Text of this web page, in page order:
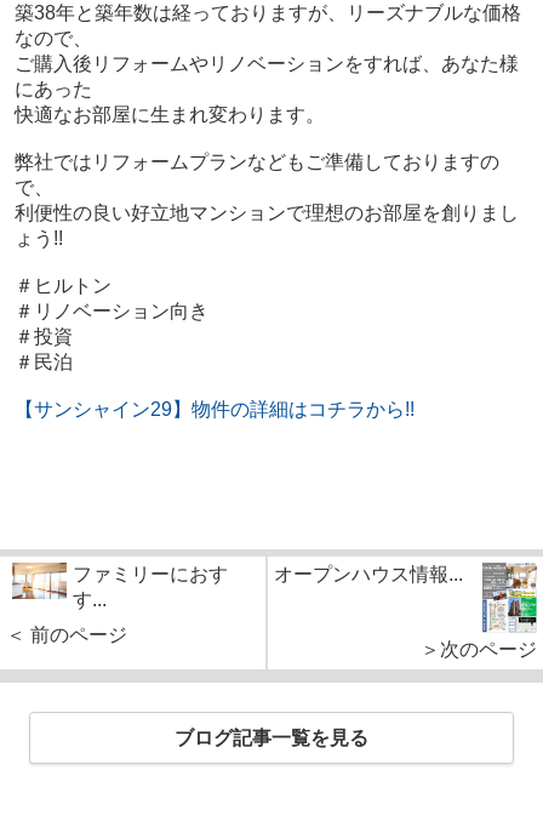
築38年と築年数は経っておりますが、リーズナブルな価格
なので、
ご購入後リフォームやリノベーションをすれば、あなた様
にあった
快適なお部屋に生まれ変わります。
弊社ではリフォームプランなどもご準備しておりますの
で、
利便性の良い好立地マンションで理想のお部屋を創りまし
ょう!!
＃ヒルトン
＃リノベーション向き
＃投資
＃民泊
【サンシャイン29】物件の詳細はコチラから!!
ファミリーにおす
す...
＜ 前のページ
オープンハウス情報...
＞次のページ
ブログ記事一覧を見る